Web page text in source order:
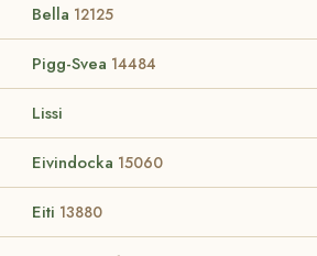
Bella 12125
Pigg-Svea 14484
Lissi
Eivindocka 15060
Eiti 13880